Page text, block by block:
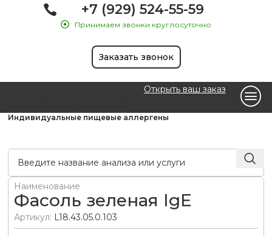
+7 (929) 524-55-59
Принимаем звонки круглосуточно
Заказать звонок
Открыть ваш заказ
Индивидуальные пищевые аллергены
Наименование
Фасоль зеленая IgE
Артикул: L18.43.05.0.103